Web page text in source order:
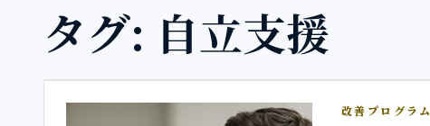
タグ: 自立支援
改善プログラム